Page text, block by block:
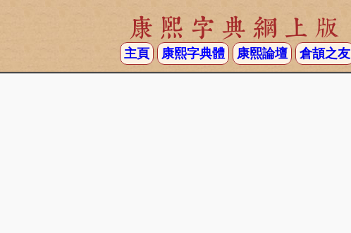
康熙字典網上版
主頁 康熙字典體 康熙論壇 倉頡之友